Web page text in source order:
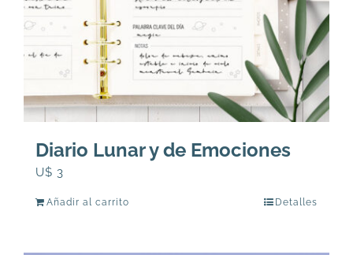
Diario Lunar y de Emociones
U$ 3
Añadir al carrito Detalles